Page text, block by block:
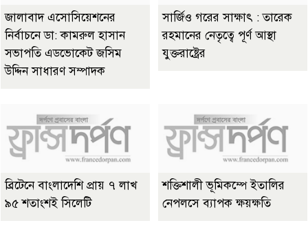
জালাবাদ এসোসিয়েশনের
নির্বাচনে ডা: কামরুল হাসান
সভাপতি এডভোকেট জসিম
উদ্দিন সাধারণ সম্পাদক
সার্জিও গরের সাক্ষাৎ : তারেক
রহমানের নেতৃত্বে পূর্ণ আস্থা
যুক্তরাষ্ট্রের
ব্রিটেনে বাংলাদেশি প্রায় ৭ লাখ
৯৫ শতাংশই সিলেটি
শক্তিশালী ভূমিকম্পে ইতালির
নেপলসে ব্যাপক ক্ষয়ক্ষতি